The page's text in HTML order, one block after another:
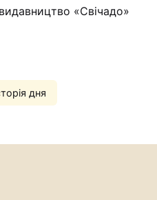
«Свічадо»
дня